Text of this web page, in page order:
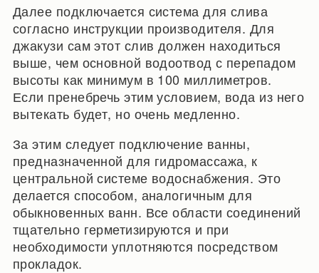
Далее подключается система для слива
согласно инструкции производителя. Для
джакузи сам этот слив должен находиться
выше, чем основной водоотвод с перепадом
высоты как минимум в 100 миллиметров.
Если пренебречь этим условием, вода из него
вытекать будет, но очень медленно.
За этим следует подключение ванны,
предназначенной для гидромассажа, к
центральной системе водоснабжения. Это
делается способом, аналогичным для
обыкновенных ванн. Все области соединений
тщательно герметизируются и при
необходимости уплотняются посредством
прокладок.